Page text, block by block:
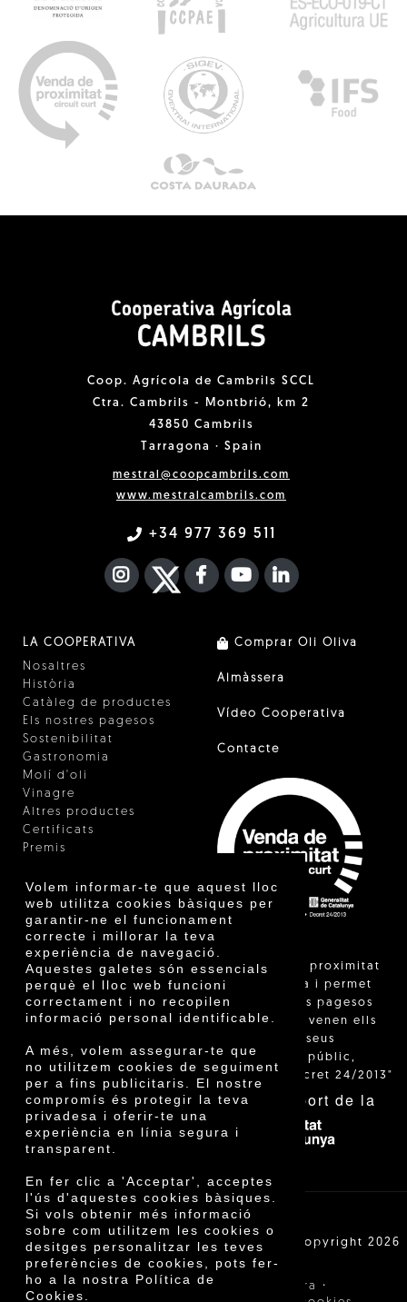
Volem informar-te que aquest lloc
web utilitza cookies bàsiques per
garantir-ne el funcionament
correcte i millorar la teva
experiència de navegació.
Aquestes galetes són essencials
perquè el lloc web funcioni
correctament i no recopilen
informació personal identificable.
A més, volem assegurar-te que
no utilitzem cookies de seguiment
per a fins publicitaris. El nostre
compromís és protegir la teva
privadesa i oferir-te una
experiència en línia segura i
transparent.
En fer clic a 'Acceptar', acceptes
l'ús d'aquestes cookies bàsiques.
Si vols obtenir més informació
sobre com utilitzem les cookies o
desitges personalitzar les teves
preferències de cookies, pots fer-
ho a la nostra Política de
Cookies.
Coop. Agrícola de Cambrils SCCL
Ctra. Cambrils - Montbrió, km 2
43850 Cambrils
Tarragona · Spain
mestral@coopcambrils.com
www.mestralcambrils.com
+34 977 369 511
INSTAGRAM
TWITTER
FACEBOOK F
YOUTUBEFA LINKEDIN
LA COOPERATIVA
Nosaltres
Història
Catàleg de productes
Els nostres pagesos
Sostenibilitat
Gastronomia
Molí d'oli
Vinagre
Altres productes
Certificats
Premis
Comprar Oli Oliva
Almàssera
Vídeo Cooperativa
Contacte
"La venda de proximitat
està regulada i permet
identificar els pagesos
catalans que venen ells
mateixos els seus
productes al públic,
segons el Decret 24/2013"
Amb el suport de la
Cooperativa Agrícola de Cambrils SCCL | Copyright 2026
Avís legal · Condicions de compra ·